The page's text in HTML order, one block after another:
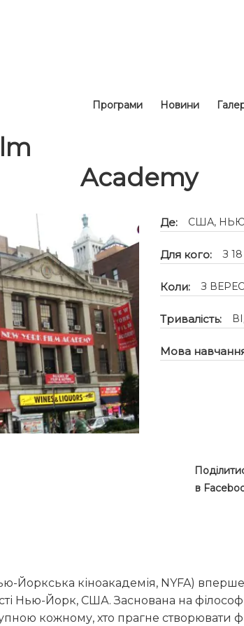
Програми Новини
Academy
Де: США,
Для кого: З
Коли: З
Тривалість:
Мова
в
Йоркська кіноакадемія, NYFA) вперше
Нью-Йорк, США. Заснована на
кожному, хто прагне створювати